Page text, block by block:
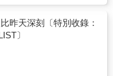
世情的倥傯。〈土芒果之
肉的縫隙，照亮飢餓」呈
力，借用「無言花」意象
捕捉難以言喻的生活感
土芒果」準確呼應。〈戰
學、童謠中，承載等豐富
關係、光影。從厥个詩句
月光遍照之路。在溫柔个
等𫣆俚摎生命底蘊、文化起
創造同想像个路。
自身多年來對臺灣土地與
，用客語化成一篇篇充滿
言鮮活、充滿張力，如同
風塵。詩人張芳慈不僅是
更是臺灣當代詩壇上一道
有力的光明。在《爧》這
昨天深刻〔特別收錄：
〕